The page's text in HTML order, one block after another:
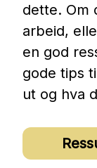
dette. Om
arbeid,
en god
gode tips
ut og hva